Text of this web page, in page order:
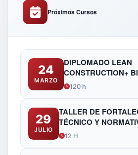
Próximos Cursos
24
MARZO
DIPLOMADO LEAN
CONSTRUCTION+
120 h
29
JULIO
TALLER DE
TÉCNICO Y
FUNCIONARIOS DE
12 H